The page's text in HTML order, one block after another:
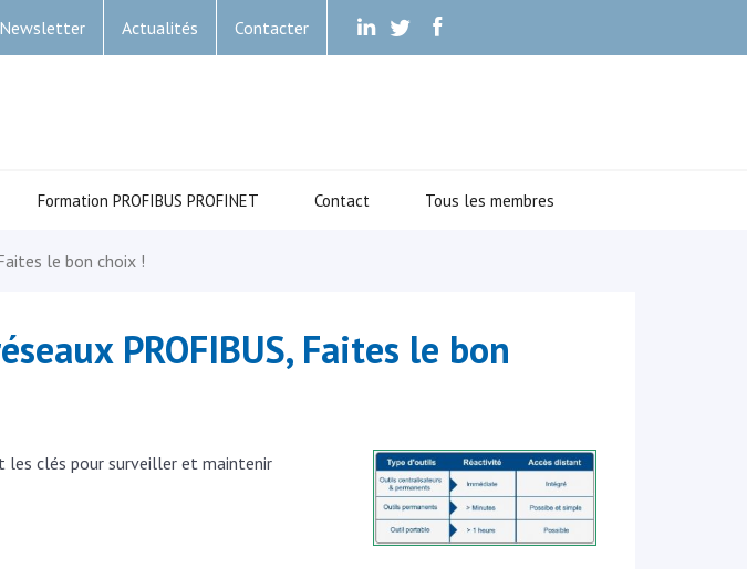
Newsletter Actualités Contacter . . .
Formation PROFIBUS PROFINET Contact Tous les membres
le bon choix !
PROFIBUS, Faites le bon
les clés pour surveiller et maintenir